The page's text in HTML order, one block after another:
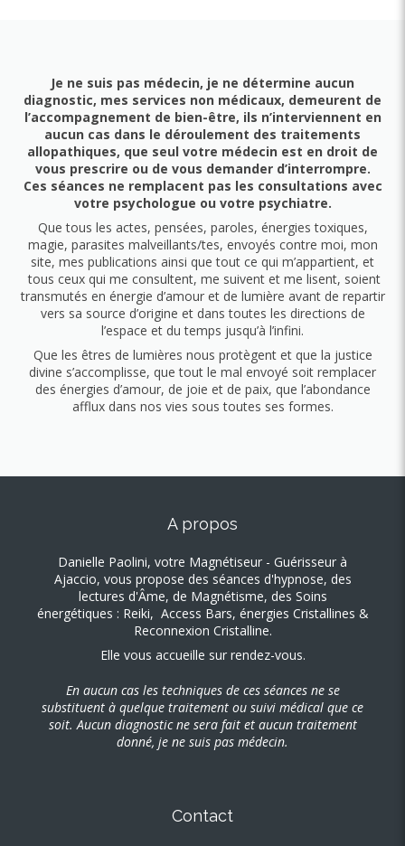
Je ne suis pas médecin, je ne détermine aucun
diagnostic, mes services non médicaux, demeurent de
l’accompagnement de bien-être, ils n’interviennent en
aucun cas dans le déroulement des traitements
allopathiques, que seul votre médecin est en droit de
vous prescrire ou de vous demander d’interrompre.
Ces séances ne remplacent pas les consultations avec
votre psychologue ou votre psychiatre.
Que tous les actes, pensées, paroles, énergies toxiques,
magie, parasites malveillants/tes, envoyés contre moi, mon
site, mes publications ainsi que tout ce qui m’appartient, et
tous ceux qui me consultent, me suivent et me lisent, soient
transmutés en énergie d’amour et de lumière avant de repartir
vers sa source d’origine et dans toutes les directions de
l’espace et du temps jusqu’à l’infini.
Que les êtres de lumières nous protègent et que la justice
divine s’accomplisse, que tout le mal envoyé soit remplacer
des énergies d’amour, de joie et de paix, que l’abondance
afflux dans nos vies sous toutes ses formes.
A propos
Danielle Paolini, votre Magnétiseur - Guérisseur à
Ajaccio, vous propose des séances d'hypnose, des
lectures d'Âme, de Magnétisme, des Soins
énergétiques : Reiki, Access Bars, énergies Cristallines &
Reconnexion Cristalline.
Elle vous accueille sur rendez-vous.
En aucun cas les techniques de ces séances ne se
substituent à quelque traitement ou suivi médical que ce
soit. Aucun diagnostic ne sera fait et aucun traitement
donné, je ne suis pas médecin.
Contact